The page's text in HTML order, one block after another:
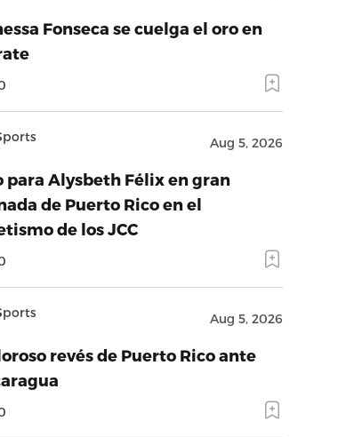
Fonseca se cuelga el oro en
Aug 5, 2026
para Alysbeth Félix en gran
de Puerto Rico en el
de los JCC
Aug 5, 2026
revés de Puerto Rico ante